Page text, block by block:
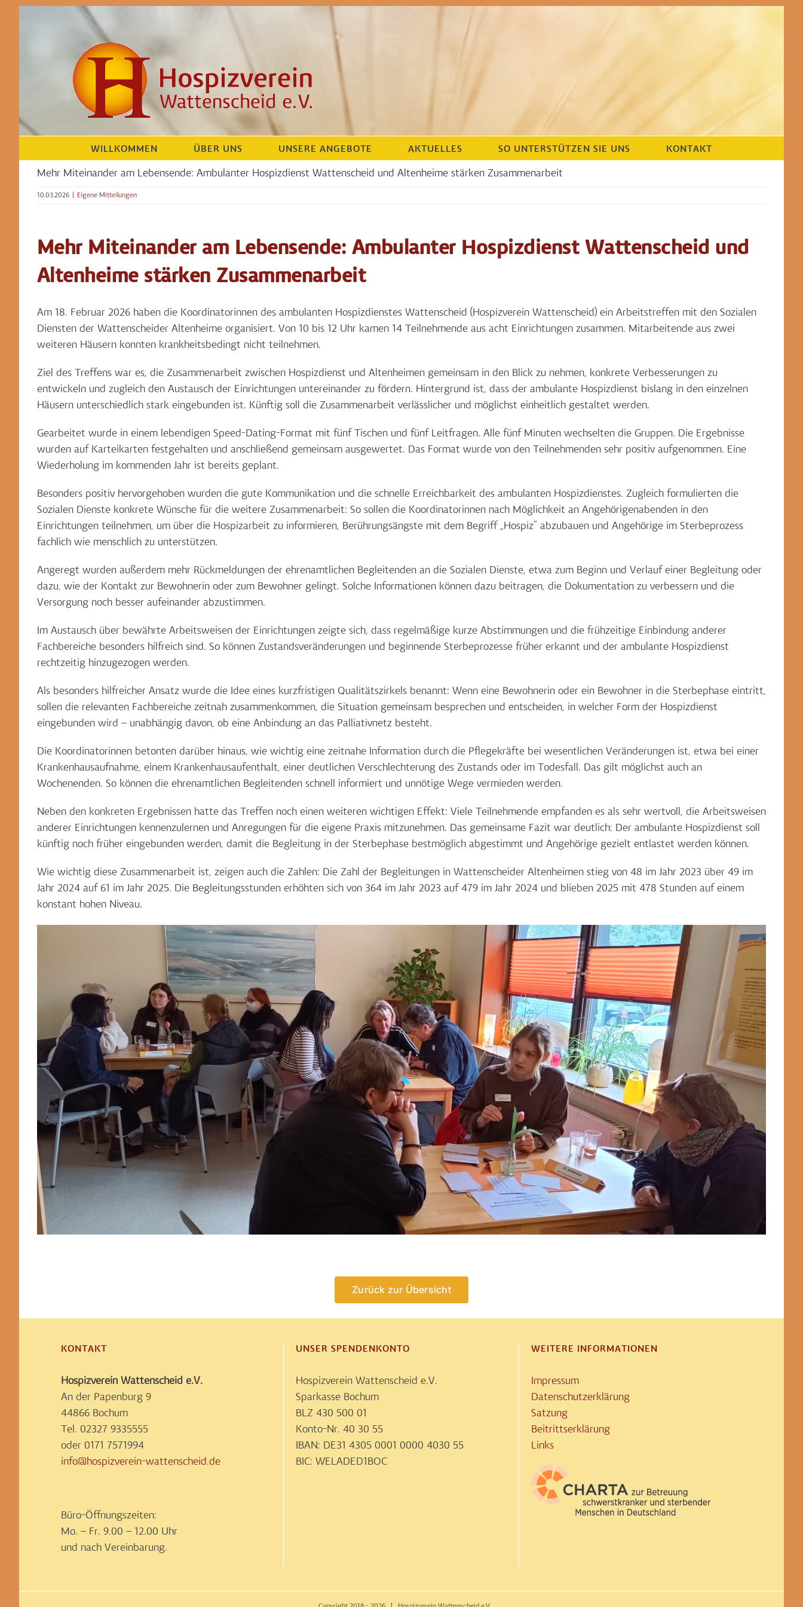
WILLKOMMEN ÜBER UNS UNSERE ANGEBOTE AKTUELLES SO UNTERSTÜTZEN SIE UNS KONTAKT
Mehr Miteinander am Lebensende: Ambulanter Hospizdienst Wattenscheid und Altenheime stärken Zusammenarbeit
10.03.2026 Eigene Mitteilungen
Mehr Miteinander am Lebensende: Ambulanter Hospizdienst Wattenscheid und
Altenheime stärken Zusammenarbeit
Am 18. Februar 2026 haben die Koordinatorinnen des ambulanten Hospizdienstes Wattenscheid (Hospizverein Wattenscheid) ein Arbeitstreffen mit den Sozialen
Diensten der Wattenscheider Altenheime organisiert. Von 10 bis 12 Uhr kamen 14 Teilnehmende aus acht Einrichtungen zusammen. Mitarbeitende aus zwei
weiteren Häusern konnten krankheitsbedingt nicht teilnehmen.
Ziel des Treffens war es, die Zusammenarbeit zwischen Hospizdienst und Altenheimen gemeinsam in den Blick zu nehmen, konkrete Verbesserungen zu
entwickeln und zugleich den Austausch der Einrichtungen untereinander zu fördern. Hintergrund ist, dass der ambulante Hospizdienst bislang in den einzelnen
Häusern unterschiedlich stark eingebunden ist. Künftig soll die Zusammenarbeit verlässlicher und möglichst einheitlich gestaltet werden.
Gearbeitet wurde in einem lebendigen Speed-Dating-Format mit fünf Tischen und fünf Leitfragen. Alle fünf Minuten wechselten die Gruppen. Die Ergebnisse
wurden auf Karteikarten festgehalten und anschließend gemeinsam ausgewertet. Das Format wurde von den Teilnehmenden sehr positiv aufgenommen. Eine
Wiederholung im kommenden Jahr ist bereits geplant.
Besonders positiv hervorgehoben wurden die gute Kommunikation und die schnelle Erreichbarkeit des ambulanten Hospizdienstes. Zugleich formulierten die
Sozialen Dienste konkrete Wünsche für die weitere Zusammenarbeit: So sollen die Koordinatorinnen nach Möglichkeit an Angehörigenabenden in den
Einrichtungen teilnehmen, um über die Hospizarbeit zu informieren, Berührungsängste mit dem Begriff „Hospiz“ abzubauen und Angehörige im Sterbeprozess
fachlich wie menschlich zu unterstützen.
Angeregt wurden außerdem mehr Rückmeldungen der ehrenamtlichen Begleitenden an die Sozialen Dienste, etwa zum Beginn und Verlauf einer Begleitung oder
dazu, wie der Kontakt zur Bewohnerin oder zum Bewohner gelingt. Solche Informationen können dazu beitragen, die Dokumentation zu verbessern und die
Versorgung noch besser aufeinander abzustimmen.
Im Austausch über bewährte Arbeitsweisen der Einrichtungen zeigte sich, dass regelmäßige kurze Abstimmungen und die frühzeitige Einbindung anderer
Fachbereiche besonders hilfreich sind. So können Zustandsveränderungen und beginnende Sterbeprozesse früher erkannt und der ambulante Hospizdienst
rechtzeitig hinzugezogen werden.
Als besonders hilfreicher Ansatz wurde die Idee eines kurzfristigen Qualitätszirkels benannt: Wenn eine Bewohnerin oder ein Bewohner in die Sterbephase eintritt,
sollen die relevanten Fachbereiche zeitnah zusammenkommen, die Situation gemeinsam besprechen und entscheiden, in welcher Form der Hospizdienst
eingebunden wird – unabhängig davon, ob eine Anbindung an das Palliativnetz besteht.
Die Koordinatorinnen betonten darüber hinaus, wie wichtig eine zeitnahe Information durch die Pflegekräfte bei wesentlichen Veränderungen ist, etwa bei einer
Krankenhausaufnahme, einem Krankenhausaufenthalt, einer deutlichen Verschlechterung des Zustands oder im Todesfall. Das gilt möglichst auch an
Wochenenden. So können die ehrenamtlichen Begleitenden schnell informiert und unnötige Wege vermieden werden.
Neben den konkreten Ergebnissen hatte das Treffen noch einen weiteren wichtigen Effekt: Viele Teilnehmende empfanden es als sehr wertvoll, die Arbeitsweisen
anderer Einrichtungen kennenzulernen und Anregungen für die eigene Praxis mitzunehmen. Das gemeinsame Fazit war deutlich: Der ambulante Hospizdienst soll
künftig noch früher eingebunden werden, damit die Begleitung in der Sterbephase bestmöglich abgestimmt und Angehörige gezielt entlastet werden können.
Wie wichtig diese Zusammenarbeit ist, zeigen auch die Zahlen: Die Zahl der Begleitungen in Wattenscheider Altenheimen stieg von 48 im Jahr 2023 über 49 im
Jahr 2024 auf 61 im Jahr 2025. Die Begleitungsstunden erhöhten sich von 364 im Jahr 2023 auf 479 im Jahr 2024 und blieben 2025 mit 478 Stunden auf einem
konstant hohen Niveau.
Zurück zur Übersicht
KONTAKT
Hospizverein Wattenscheid e.V.
An der Papenburg 9
44866 Bochum
Tel. 02327 9335555
oder 0171 7571994
info@hospizverein-wattenscheid.de
Büro-Öffnungszeiten:
Mo. – Fr. 9.00 – 12.00 Uhr
und nach Vereinbarung.
UNSER SPENDENKONTO
Hospizverein Wattenscheid e.V.
Sparkasse Bochum
BLZ 430 500 01
Konto-Nr. 40 30 55
IBAN: DE31 4305 0001 0000 4030 55
BIC: WELADED1BOC
WEITERE INFORMATIONEN
Impressum
Datenschutzerklärung
Satzung
Beitrittserklärung
Links